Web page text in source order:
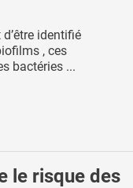
identifié
, ces
bactéries ...
le risque des